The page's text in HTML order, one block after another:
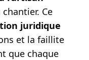
Ce
juridique
et la faillite
que chaque